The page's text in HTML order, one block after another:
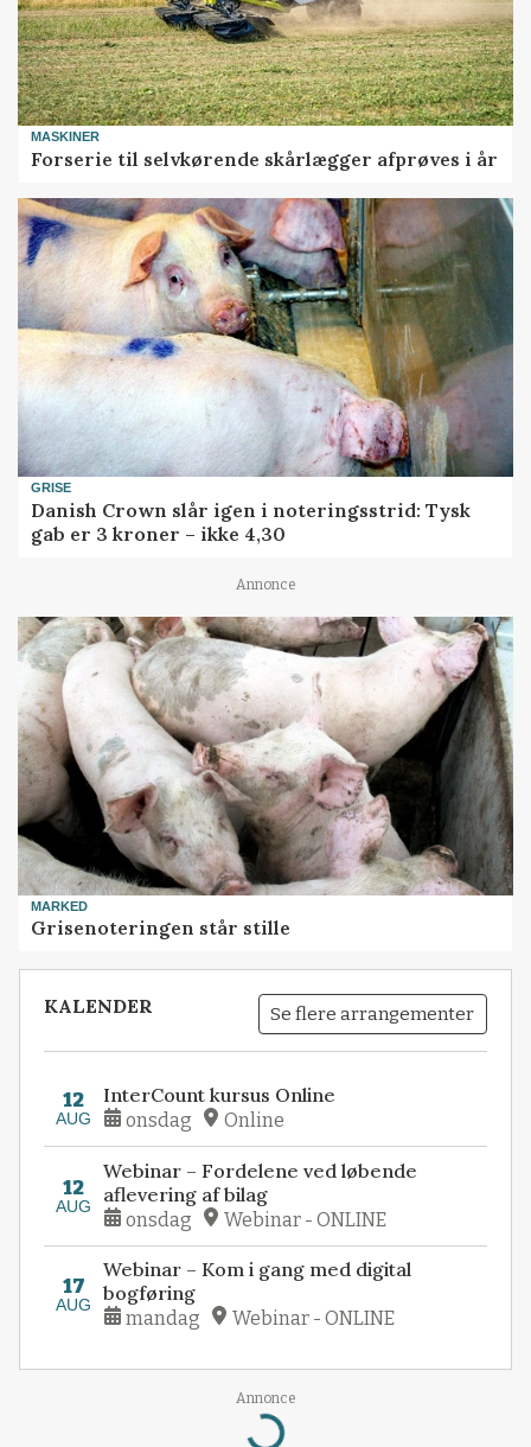
MASKINER
Forserie til selvkørende skårlægger afprøves i år
GRISE
Danish Crown slår igen i noteringsstrid: Tysk
gab er 3 kroner – ikke 4,30
Annonce
MARKED
Grisenoteringen står stille
KALENDER Se flere arrangementer
12
AUG
InterCount kursus Online
onsdag Online
12
AUG
Webinar – Fordelene ved løbende
aflevering af bilag
onsdag Webinar - ONLINE
17
AUG
Webinar – Kom i gang med digital
bogføring
mandag Webinar - ONLINE
Annonce
Loading...